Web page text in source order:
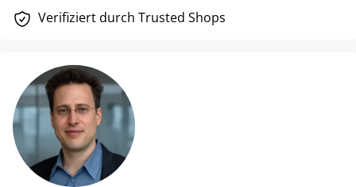
Verifiziert durch Trusted Shops